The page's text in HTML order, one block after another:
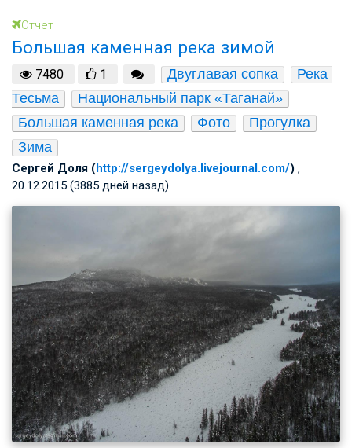
Отчет
Большая каменная река зимой
7480 1 Двуглавая сопка
Река
Тесьма
Национальный парк «Таганай»
Большая каменная река
Фото
Прогулка
Зима
Сергей Доля (http://sergeydolya.livejournal.com/) ,
20.12.2015 (3885 дней назад)